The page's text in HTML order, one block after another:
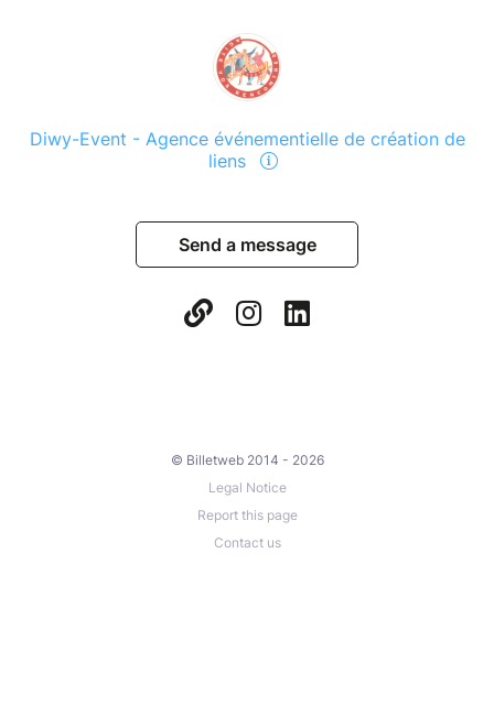
Diwy-Event - Agence événementielle de création de
liens
Send a message
© Billetweb 2014 - 2026
Legal Notice
Report this page
Contact us